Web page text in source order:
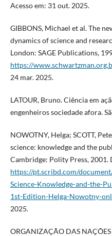
Acesso em: 31 out. 2025.
GIBBONS, Michael et al. The
dynamics of science and
London: SAGE Publications,
https://
24 mar. 2025.
LATOUR, Bruno. Ciência em
engenheiros sociedade afora.
NOWOTNY, Helga; SCOTT,
science: knowledge and the
Cambridge: Polity Press, 2001.
https://pt.scribd.com/
Science-Knowledge-and-the-
1st-Edition-Helga-Nowotny-
2025.
ORGANIZAÇÃO DAS